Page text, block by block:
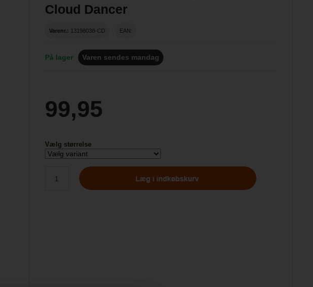
Cloud Dancer
Varenr.: 13198038-CD EAN:
På lager Varen sendes mandag
99,95
Vælg størrelse